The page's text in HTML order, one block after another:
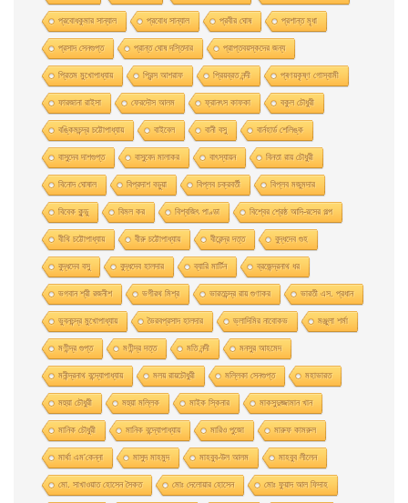
প্রবােধকুমার সান্যাল প্রবােধ সান্যাল প্রবীর ঘােষ প্রশান্ত মৃধা
প্রসাদ সেনগুপ্ত প্রান্ত ঘোষ দস্তিদার প্রাপ্তবয়স্কদের জন্য
প্রিতম মুখোপাধ্যায় প্রিন্স আশরাফ প্রিয়ব্রত নন্দী প্ৰণয়কৃষ্ণ গোস্বামী
ফারজানা রাইসা ফেরদৌস আলম ফ্রানৎস কাফকা বকুল চৌধুরী
বঙ্কিমচন্দ্র চট্টোপাধ্যায় বাইবেল বানী বসু বার্নহার্ড শেলিঙ্ক
বাসুদেব দাশগুপ্ত বাসুবেদ মালাকর বাৎস্যায়ন বিনতা রায় চৌধুরী
বিনোদ ঘোষাল বিপ্রদাশ বড়ুয়া বিপ্লব চক্রবর্তী বিপ্লব মজুমদার
বিবেক কুন্ডু বিমল কর বিশ্বজিৎ পাণ্ডা বিশ্বের শ্রেষ্ঠ আদি-রসের গল্প
বীথি চট্টোপাধ্যায় বীরু চট্টোপাধ্যায় বীরেন্দ্র দত্ত বুদ্ধদেব গুহ
বুদ্ধদেব বসু বুদ্ধদেব হালদার ব্যারি মার্টিন ব্রজেন্দ্রনাথ ধর
ভগবান শ্রী রজনীশ ভগীরথ মিশ্র ভারতচন্দ্র রায় গুণাকর ভারতী এস. প্রধান
ভুবনচন্দ্র মুখোপাধ্যায় ভৈরবপ্রসাদ হালদার ভ্লাদিমির নাবোকভ মঞ্জুলা শর্মা
মণীন্দ্র গুপ্ত মণীন্দ্র দত্ত মতি নন্দী মনসুর আহমেদ
মনীন্দ্রনাথ বন্দ্যোপাধ্যায় মলয় রায়চৌধুরী মল্লিকা সেনগুপ্ত মহাভারত
মহুয়া চৌধুরী মহুয়া মল্লিক মাইক স্কিনার মাকসুদুজ্জামান খান
মানিক চৌধুরী মানিক বন্দ্যোপাধ্যায় মারিও পুজো মারুফ কামরুল
মার্থা এম'কেন্না মাসুদ মাহমুদ মাহবুব-উল আলম মাহবুব লীলেন
মাে. সাখাওয়াত হােসেন সৈকত মােঃ দেলােয়ার হােসেন মােঃ ফুয়াদ আল ফিদাহ